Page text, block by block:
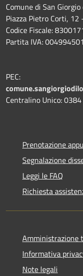
Comune di San
Piazza Pietro Corti,
Codice Fiscale:
Partita IVA:
PEC:
Centralino Unico:
Prenotazione
Segnalazione
Leggi le FAQ
Richiesta
Amministrazione
Informativa
Note legali